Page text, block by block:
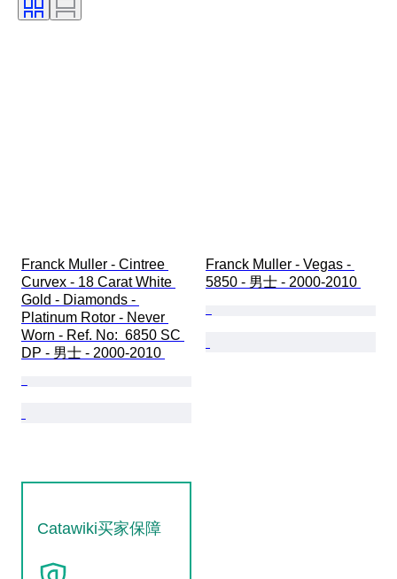
Franck Muller - Cintree
Curvex - 18 Carat White
Gold - Diamonds -
Platinum Rotor - Never
Worn - Ref. No:  6850 SC
DP - 男士 - 2000-2010
Franck Muller - Vegas -
5850 - 男士 - 2000-2010
Catawiki买家保障